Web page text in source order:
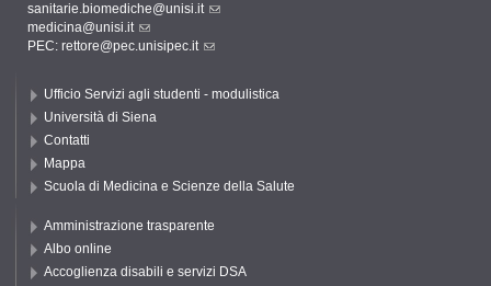
sanitarie.biomediche@unisi.it
medicina@unisi.it
PEC: rettore@pec.unisipec.it
Ufficio Servizi agli studenti - modulistica
Università di Siena
Contatti
Mappa
Scuola di Medicina e Scienze della Salute
Amministrazione trasparente
Albo online
Accoglienza disabili e servizi DSA